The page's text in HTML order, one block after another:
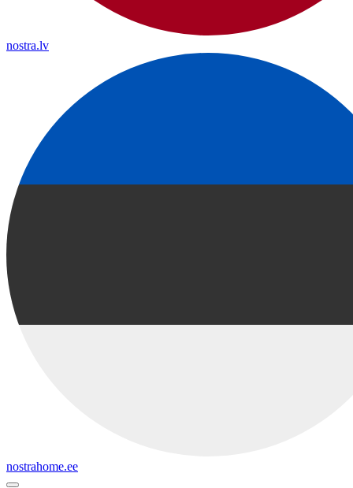
nostra.lv
nostrahome.ee